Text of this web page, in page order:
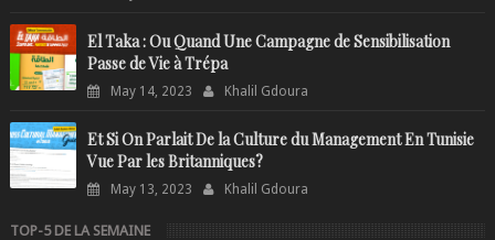
El Taka : Ou Quand Une Campagne de Sensibilisation
Passe de Vie à Trépa
May 14, 2023 Khalil Gdoura
Et Si On Parlait De la Culture du Management En Tunisie
Vue Par les Britanniques?
May 13, 2023 Khalil Gdoura
TOP-5 DE LA SEMAINE